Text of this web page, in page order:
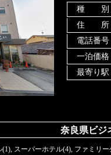
種 別
住 所
電話番号
一泊価格
最寄り駅
奈良県ビジ
(1), スーパーホテル(4), ファミリ